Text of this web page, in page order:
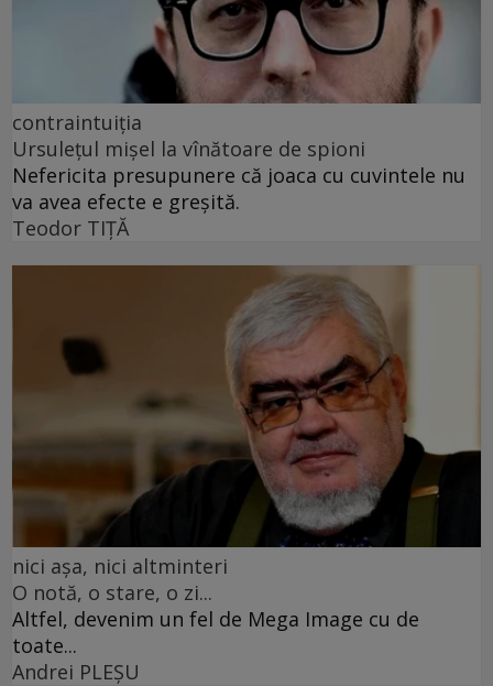
contraintuiția
Ursulețul mișel la vînătoare de spioni
Nefericita presupunere că joaca cu cuvintele nu
va avea efecte e greșită.
Teodor TIŢĂ
nici așa, nici altminteri
O notă, o stare, o zi...
Altfel, devenim un fel de Mega Image cu de
toate...
Andrei PLEŞU